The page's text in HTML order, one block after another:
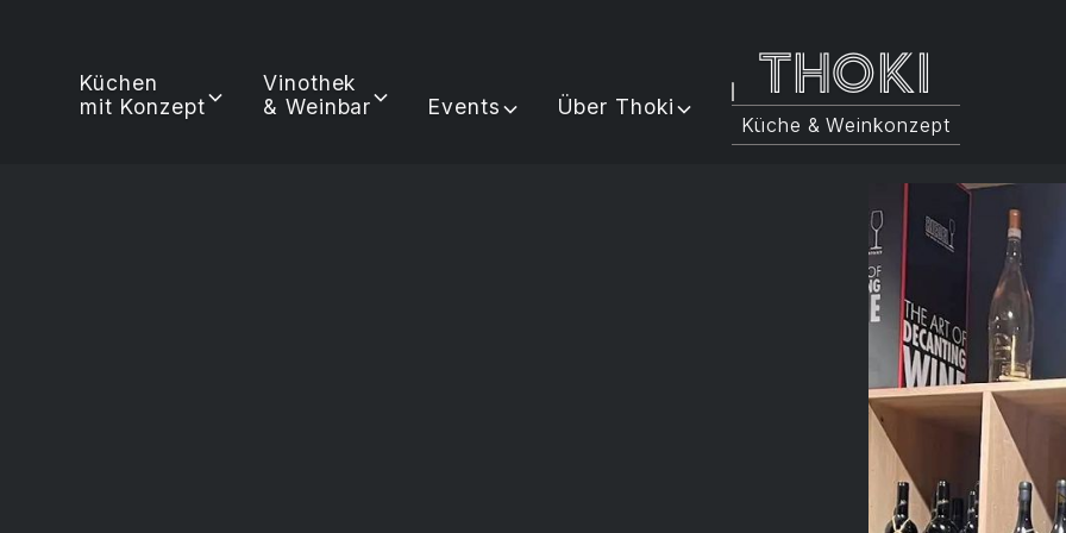
Küchen
mit Konzept
Vinothek
& Weinbar
Events Über Thoki Thoki
Küche & Weinkonzept